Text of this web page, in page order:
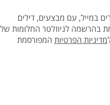
במייל, עם מבצעים, דילים
בהרשמה לניוזלטר החלומות של
מדיניות הפרטיות המפורסמת